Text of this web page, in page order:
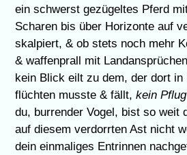
ein schwerst gezügeltes Pferd
Scharen bis über Horizonte auf
skalpiert, & ob stets noch mehr
& waffenprall mit
kein Blick eilt zu dem, der dort
flüchten musste & fällt, kein
du, burrender Vogel, bist so weit
auf diesem verdorrten Ast nicht
dein einmaliges Entrinnen